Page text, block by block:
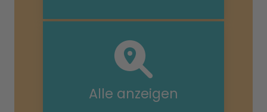
Alle anzeigen